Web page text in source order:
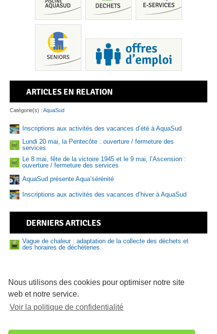
ARTICLES EN RELATION
Catégorie(s) : AquaSud
Inscriptions aux activités des vacances d’été à AquaSud
Lundi 20 mai, la Pentecôte : ouverture / fermeture des
services
Le 8 mai, fête de la victoire 1945 et le 9 mai, l’Ascension :
ouverture / fermeture des services
AquaSud présente Aqua’sérénité
Inscriptions aux activités des vacances d’hiver à AquaSud
DERNIERS ARTICLES
Vague de chaleur : adaptation de la collecte des déchets et
des horaires de déchéteries.
nautiques : adoptez les bons réflexes cet été
81 logements abordables en vente sur le Pays bigouden
Délibérations du bureau communautaire du 16/07/2026
renforcée
Nous utilisons des cookies pour optimiser notre site
web et notre service.
Voir la politique de confidentialité